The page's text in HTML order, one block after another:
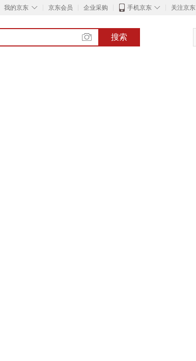
◇
我的京东 京东会员 企业采购 ◇
手机京东 关注京东
搜索